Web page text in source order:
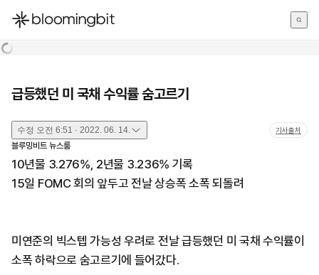
한국어
급등했던 미 국채 수익률 숨고르기
수정 오전 6:51 · 2022. 06. 14. 기사출처
블루밍비트 뉴스룸
10년물 3.276%, 2년물 3.236% 기록
15일 FOMC 회의 앞두고 전날 상승폭 소폭 되돌려
미연준의 빅스텝 가능성 우려로 전날 급등했던 미 국채 수익률이
소폭 하락으로 숨고르기에 들어갔다.